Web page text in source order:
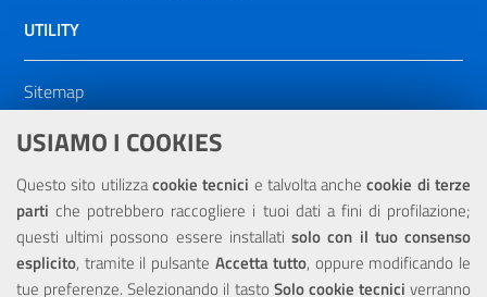
USIAMO I COOKIES
Questo sito utilizzacookie tecnici e talvolta anchecookie di terze
parti che potrebbero raccogliere i tuoi dati a fini di profilazione;
questi ultimi possono essere installatisolo con il tuo consenso
esplicito, tramite il pulsante Accetta tutto, oppure modificando le
tue preferenze. Selezionando il tasto Solo cookie tecnici verranno
UTILITY
Sitemap
Dichiarazione di accessibilità
NOTE LEGALI
Privacy